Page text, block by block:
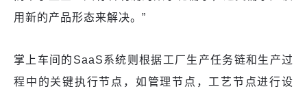
用新的产品形态来解决。”
掌上车间的SaaS系统则根据工厂生产任务链和生产过
程中的关键执行节点，如管理节点，工艺节点进行设